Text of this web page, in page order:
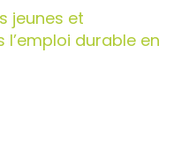
jeunes et
l’emploi durable en